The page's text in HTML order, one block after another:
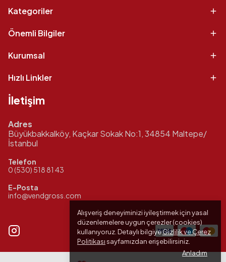
Alışveriş deneyiminizi iyileştirmek için yasal
düzenlemelere uygun çerezler (cookies)
kullanıyoruz. Detaylı bilgiyeGizlilik ve Çerez
Politikasısayfamızdan erişebilirsiniz.
Anladım
Kategoriler
Önemli Bilgiler
Kurumsal
Hızlı Linkler
İletişim
Adres
Büyükbakkalköy, Kaçkar Sokak No:1, 34854 Maltepe/
İstanbul
Telefon
0 (530) 518 81 43
E-Posta
info@vendgross.com